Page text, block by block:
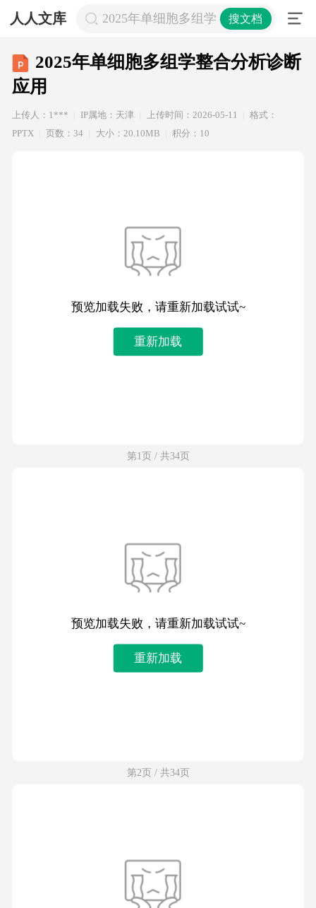
人人文库 2025年单细胞多组学整合分析诊断应
搜文档
2025年单细胞多组学整合分析诊断
应用
上传人：1*** IP属地：天津 上传时间：2026-05-11
格式：
PPTX
页数：34 大小：20.10MB 积分：10
预览加载失败，请重新加载试试~
重新加载
第1页 / 共34页
预览加载失败，请重新加载试试~
重新加载
第2页 / 共34页